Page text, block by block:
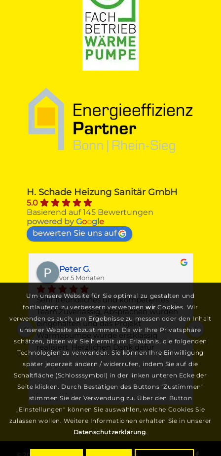
H. Schade Heizung Sanitär GmbH
5.0
Basierend auf 145 Bewertungen
powered byGoogle
bewerten Sie uns auf
Peter G.
vor 5 Monaten
Sehr freundliches und kompetentes
Team.Zuverlässig, Absprachen wurden
eingehalten und das Projekt
Wärmepumpe wurde erstklassig
realisiert. Herzlichen Dank dafür
Um unsere Website für Sie optimal zu gestalten und
fortlaufend zu verbessern verwenden wir Cookies. Wir
verwenden es auch, um Ergebnisse zu messen oder den Inhalt
unserer Website abzustimmen. Da wir Ihre Privatsphäre
schätzen, bitten wir Sie hiermit um Erlaubnis, die folgenden
Technologien zu verwenden. Sie können Ihre Einwilligung
später jederzeit ändern / widerrufen, indem Sie auf die
Schaltfläche (Schlosssymbol) in der linken unteren Ecke der
Seite klicken. Durch Bestätigen des Buttons "Zustimmen"
stimmen Sie der Verwendung zu. Über den Button
„Einstellungen“ können Sie auswählen, welche Cookies Sie
zulassen wollen. Weitere Informationen erhalten Sie in unserer
Datenschutzerklärung.